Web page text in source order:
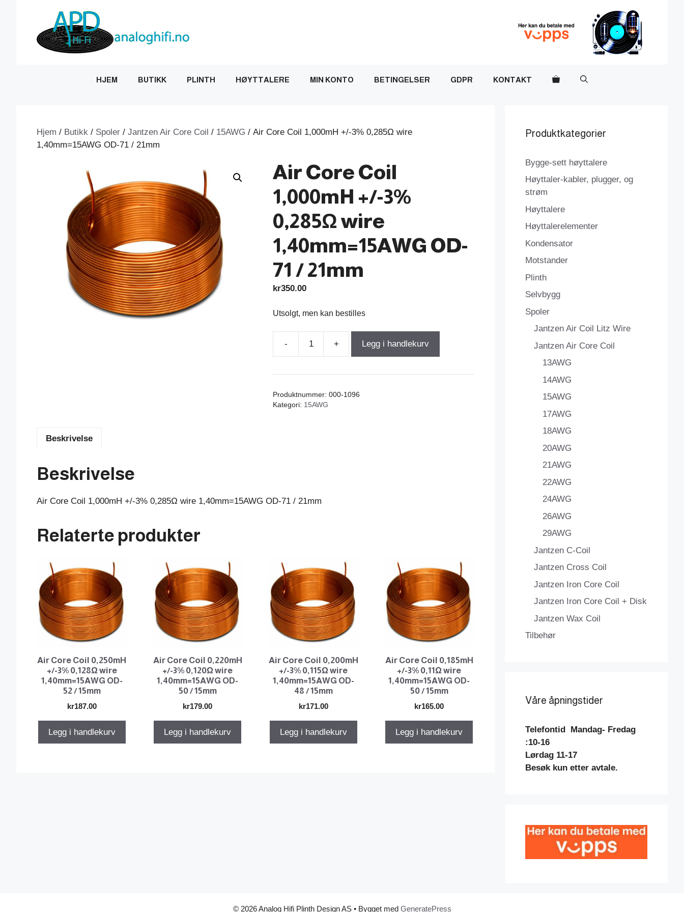
HJEM BUTIKK PLINTH HØYTTALERE MIN KONTO BETINGELSER GDPR KONTAKT
Hjem / Butikk / Spoler / Jantzen Air Core Coil / 15AWG / Air Core Coil 1,000mH +/-3% 0,285Ω wire
1,40mm=15AWG OD-71 / 21mm
Air Core Coil
1,000mH +/-3%
0,285Ω wire
1,40mm=15AWG OD-
71 / 21mm
kr350.00
Utsolgt, men kan bestilles
-
Coil
+/-3%
antall
+ Legg i handlekurv
Produktnummer:000-1096
Kategori: 15AWG
Beskrivelse
Beskrivelse
Air Core Coil 1,000mH +/-3% 0,285Ω wire 1,40mm=15AWG OD-71 / 21mm
Relaterte produkter
Air Core Coil 0,250mH
+/-3% 0,128Ω wire
1,40mm=15AWG OD-
52 / 15mm
kr187.00
Legg i handlekurv
Air Core Coil 0,220mH
+/-3% 0,120Ω wire
1,40mm=15AWG OD-
50 / 15mm
kr179.00
Legg i handlekurv
Air Core Coil 0,200mH
+/-3% 0,115Ω wire
1,40mm=15AWG OD-
48 / 15mm
kr171.00
Legg i handlekurv
Air Core Coil 0,185mH
+/-3% 0,11Ω wire
1,40mm=15AWG OD-
50 / 15mm
kr165.00
Legg i handlekurv
Produktkategorier
Bygge-sett høyttalere
Høyttaler-kabler, plugger, og
strøm
Høyttalere
Høyttalerelementer
Kondensator
Motstander
Plinth
Selvbygg
Spoler
Jantzen Air Coil Litz Wire
Jantzen Air Core Coil
13AWG
14AWG
15AWG
17AWG
18AWG
20AWG
21AWG
22AWG
24AWG
26AWG
29AWG
Jantzen C-Coil
Jantzen Cross Coil
Jantzen Iron Core Coil
Jantzen Iron Core Coil + Disk
Jantzen Wax Coil
Tilbehør
Våre åpningstider
Telefontid Mandag- Fredag
:10-16
Lørdag 11-17
Besøk kun etter avtale.
© 2026 Analog Hifi Plinth Design AS• Bygget med GeneratePress